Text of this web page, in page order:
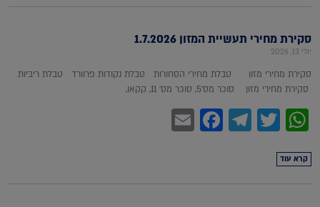
סקירת מחירי תעשיית המזון 1.7.2026
יולי 13, 2026
סקירת מחירי מזון טבלת מחירי הסחורות טבלת נקודות פרוורד טבלת ריביות
סקירת מחירי מזון סוכר מס'5, סוכר מס' 11, קקאו,
WhatsApp
Twitter
Telegram
Facebook
קרא עוד